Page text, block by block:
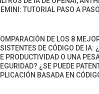
TUTORIAL PASO A PASO
DE LOS 8
DE CÓDIGO DE IA:
PRODUCTIVIDAD O UNA
¿SE PUEDE
BASADA EN